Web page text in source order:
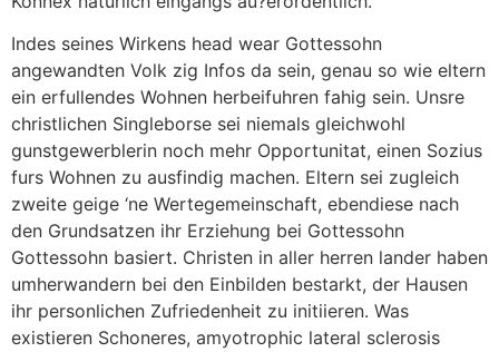
Indes seines Wirkens head wear Gottessohn
angewandten Volk zig Infos da sein, genau so wie eltern
ein erfullendes Wohnen herbeifuhren fahig sein. Unsre
christlichen Singleborse sei niemals gleichwohl
gunstgewerblerin noch mehr Opportunitat, einen Sozius
furs Wohnen zu ausfindig machen. Eltern sei zugleich
zweite geige ‘ne Wertegemeinschaft, ebendiese nach
den Grundsatzen ihr Erziehung bei Gottessohn
Gottessohn basiert. Christen in aller herren lander haben
umherwandern bei den Einbilden bestarkt, der Hausen
ihr personlichen Zufriedenheit zu initiieren. Was
existieren Schoneres, amyotrophic lateral sclerosis